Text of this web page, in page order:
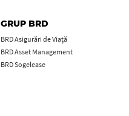
GRUP BRD
BRD Asigurări de Viață
BRD Asset Management
BRD Sogelease